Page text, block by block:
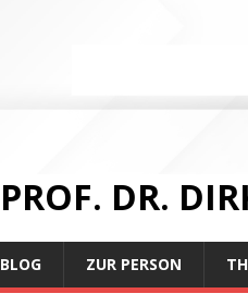
PROF. DR.
BLOG ZUR PERSON